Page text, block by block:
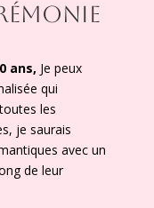
ans, Je peux
qui
les
je saurais
avec un
de leur